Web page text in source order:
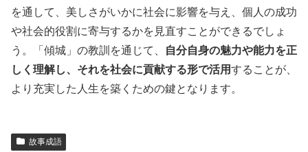
を通して、美しさがいかに社会に影響を与え、個人の成功
や社会的役割に寄与するかを見直すことができるでしょ
う。「傾城」の教訓を通じて、
自分自身の魅力や能力を正
しく理解し、それを社会に貢献する形で活用することが、
より充実した人生を築くための鍵となります。
故事成語